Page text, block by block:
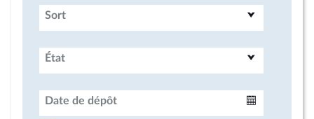
Sort
État
Date de dépôt